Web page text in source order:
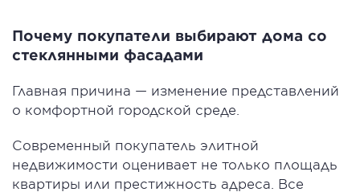
Почему покупатели выбирают дома со
стеклянными фасадами
Главная причина — изменение представлений
о комфортной городской среде.
Современный покупатель элитной
недвижимости оценивает не только площадь
квартиры или престижность адреса. Все